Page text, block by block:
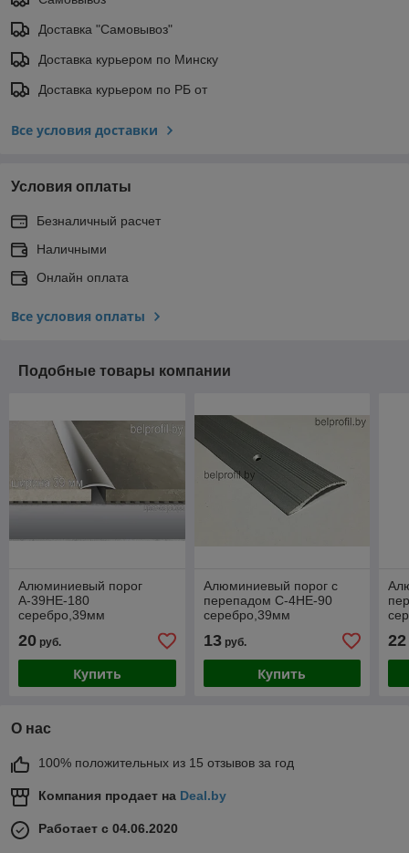
Доставка "Самовывоз"
Доставка курьером по Минску
Доставка курьером по РБ от
Все условия доставки
Условия оплаты
Безналичный расчет
Наличными
Онлайн оплата
Все условия оплаты
Подобные товары компании
Алюминиевый порог
А-39НE-180
серебро,39мм
20 руб.
Купить
Алюминиевый порог с
перепадом C-4НE-90
серебро,39мм
13руб.
Купить
22
О нас
100% положительных из 15 отзывов за год
Компания продает на Deal.by
Работает с 04.06.2020